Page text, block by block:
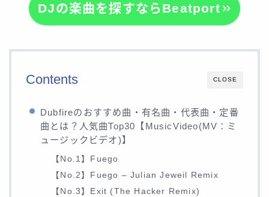
DJの楽曲を探すならBeatport
CLOSE
Contents
Dubfireのおすすめ曲・有名曲・代表曲・定番
曲とは？人気曲Top30【MusicVideo(MV：ミ
ュージックビデオ)】
【No.1】Fuego
【No.2】Fuego – Julian Jeweil Remix
【No.3】Exit (The Hacker Remix)